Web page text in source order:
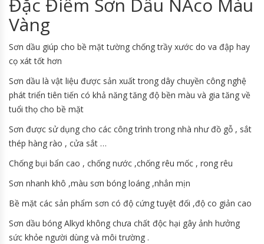
Đặc Điểm Sơn Dầu NAco Màu
Vàng
Sơn dầu giúp cho bề mặt tường chống trầy xước do va đập hay
cọ xát tốt hơn
Sơn dầu là vật liệu được sản xuất trong dây chuyền công nghệ
phát triển tiên tiến có khả năng tăng độ bền màu và gia tăng về
tuổi thọ cho bề mặt
Sơn được sử dụng cho các công trình trong nhà như đồ gỗ , sắt
thép hàng rào , cửa sắt …
Chống bụi bẩn cao , chống nước ,chống rêu mốc , rong rêu
Sơn nhanh khô ,màu sơn bóng loáng ,nhẳn mịn
Bề mặt các sản phẩm sơn có độ cứng tuyệt đối ,độ co giản cao
Sơn dầu bóng Alkyd không chưa chất độc hại gây ảnh hưởng
sức khỏe người dùng và môi trường .